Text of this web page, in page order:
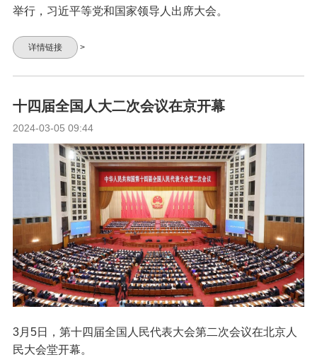
举行，习近平等党和国家领导人出席大会。
详情链接 >
十四届全国人大二次会议在京开幕
2024-03-05 09:44
3月5日，第十四届全国人民代表大会第二次会议在北京人
民大会堂开幕。